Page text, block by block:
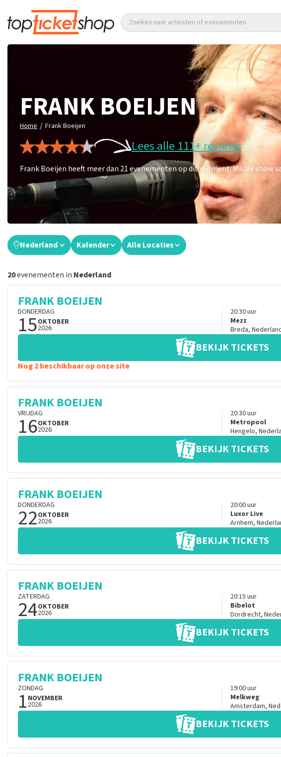
Zoeken naar artiesten of evenementen
FRANK BOEIJEN
Home / Frank Boeijen
Lees alle 111+ reviews
Frank Boeijen heeft meer dan 21 evenementen op dit moment. Mis de show
Nederland Kalender Alle Locaties
20evenementen in Nederland
FRANK BOEIJEN
DONDERDAG
15OKTOBER
2026
20:30uur
Mezz
Breda,
BEKIJK TICKETS
Nog 2 beschikbaar op onze site
FRANK BOEIJEN
VRIJDAG
16OKTOBER
2026
20:30uur
Metropool
Hengelo,
BEKIJK TICKETS
FRANK BOEIJEN
DONDERDAG
22OKTOBER
2026
20:00uur
Luxor Live
Arnhem,
BEKIJK TICKETS
FRANK BOEIJEN
ZATERDAG
24OKTOBER
2026
20:15 uur
Bibelot
Dordrecht,
BEKIJK TICKETS
FRANK BOEIJEN
ZONDAG
1 NOVEMBER
2026
19:00uur
Melkweg
Amsterdam,
BEKIJK TICKETS